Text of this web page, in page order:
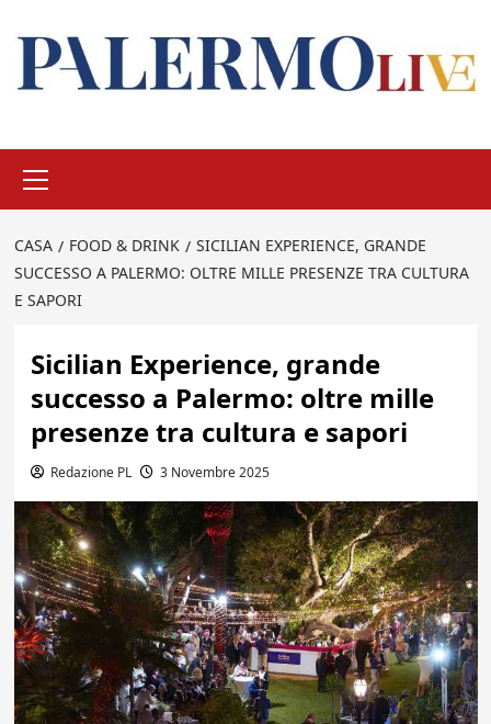
principale
CASA FOOD & DRINK
SICILIAN EXPERIENCE, GRANDE
SUCCESSO A PALERMO: OLTRE MILLE PRESENZE TRA CULTURA
E SAPORI
Sicilian Experience, grande
successo a Palermo: oltre mille
presenze tra cultura e sapori
Redazione PL 3 Novembre 2025